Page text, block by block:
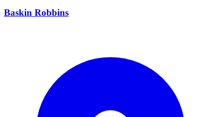
Baskin Robbins